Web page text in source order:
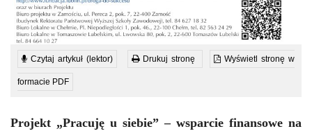
Czytaj artykuł (lektor) Drukuj stronę Wyświetl stronę w
formacie PDF
Projekt „Pracuję u siebie” – wsparcie finansowe na